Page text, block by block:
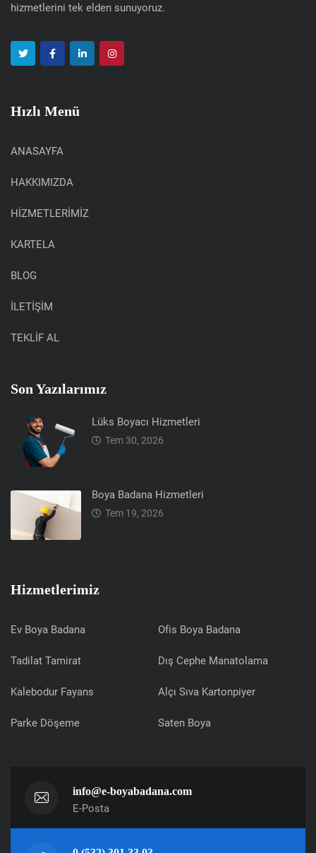
hizmetlerini tek elden sunuyoruz.
Hızlı Menü
ANASAYFA
HAKKIMIZDA
HİZMETLERİMİZ
KARTELA
BLOG
İLETİŞİM
TEKLİF AL
Son Yazılarımız
Lüks Boyacı Hizmetleri
Tem 30, 2026
Boya Badana Hizmetleri
Tem 19, 2026
Hizmetlerimiz
Ev Boya Badana Ofis Boya Badana
Tadilat Tamirat Dış Cephe Manatolama
Kalebodur Fayans Alçı Sıva Kartonpiyer
Parke Döşeme Saten Boya
info@e-boyabadana.com
E-Posta